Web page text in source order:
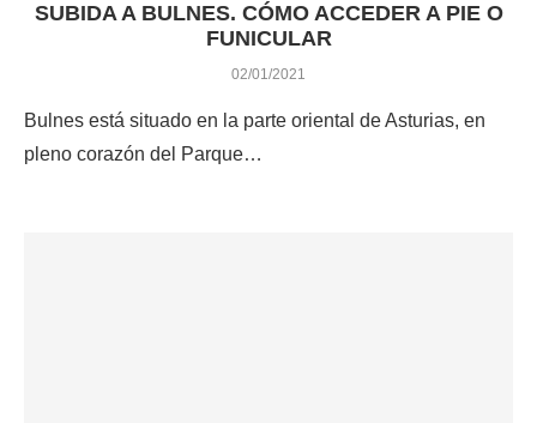
SUBIDA A BULNES. CÓMO ACCEDER A PIE O
FUNICULAR
02/01/2021
Bulnes está situado en la parte oriental de Asturias, en
pleno corazón del Parque…